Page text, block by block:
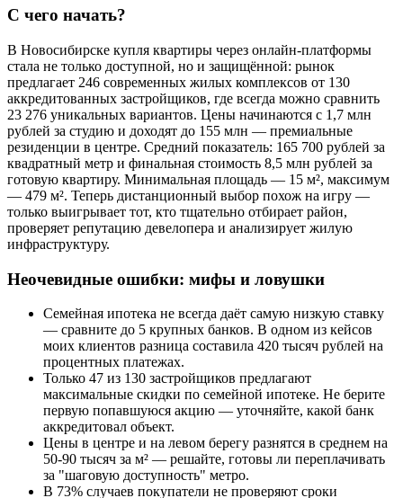
С чего начать?
В Новосибирске купля квартиры через онлайн-платформы
стала не только доступной, но и защищённой: рынок
предлагает 246 современных жилых комплексов от 130
аккредитованных застройщиков, где всегда можно сравнить
23 276 уникальных вариантов. Цены начинаются с 1,7 млн
рублей за студию и доходят до 155 млн — премиальные
резиденции в центре. Средний показатель: 165 700 рублей за
квадратный метр и финальная стоимость 8,5 млн рублей за
готовую квартиру. Минимальная площадь — 15 м², максимум
— 479 м². Теперь дистанционный выбор похож на игру —
только выигрывает тот, кто тщательно отбирает район,
проверяет репутацию девелопера и анализирует жилую
инфраструктуру.
Неочевидные ошибки: мифы и ловушки
Семейная ипотека не всегда даёт самую низкую ставку
— сравните до 5 крупных банков. В одном из кейсов
моих клиентов разница составила 420 тысяч рублей на
процентных платежах.
Только 47 из 130 застройщиков предлагают
максимальные скидки по семейной ипотеке. Не берите
первую попавшуюся акцию — уточняйте, какой банк
аккредитовал объект.
Цены в центре и на левом берегу разнятся в среднем на
50-90 тысяч за м² — решайте, готовы ли переплачивать
за "шаговую доступность" метро.
В 73% случаев покупатели не проверяют сроки